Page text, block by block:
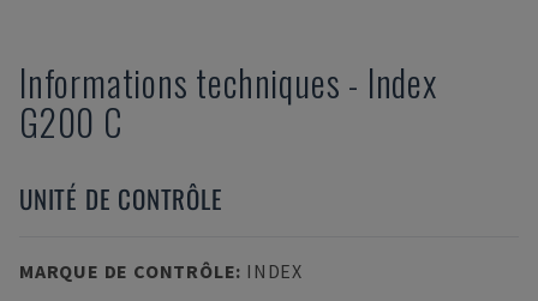
Informations techniques - Index
G200 C
UNITÉ DE CONTRÔLE
MARQUE DE CONTRÔLE: INDEX